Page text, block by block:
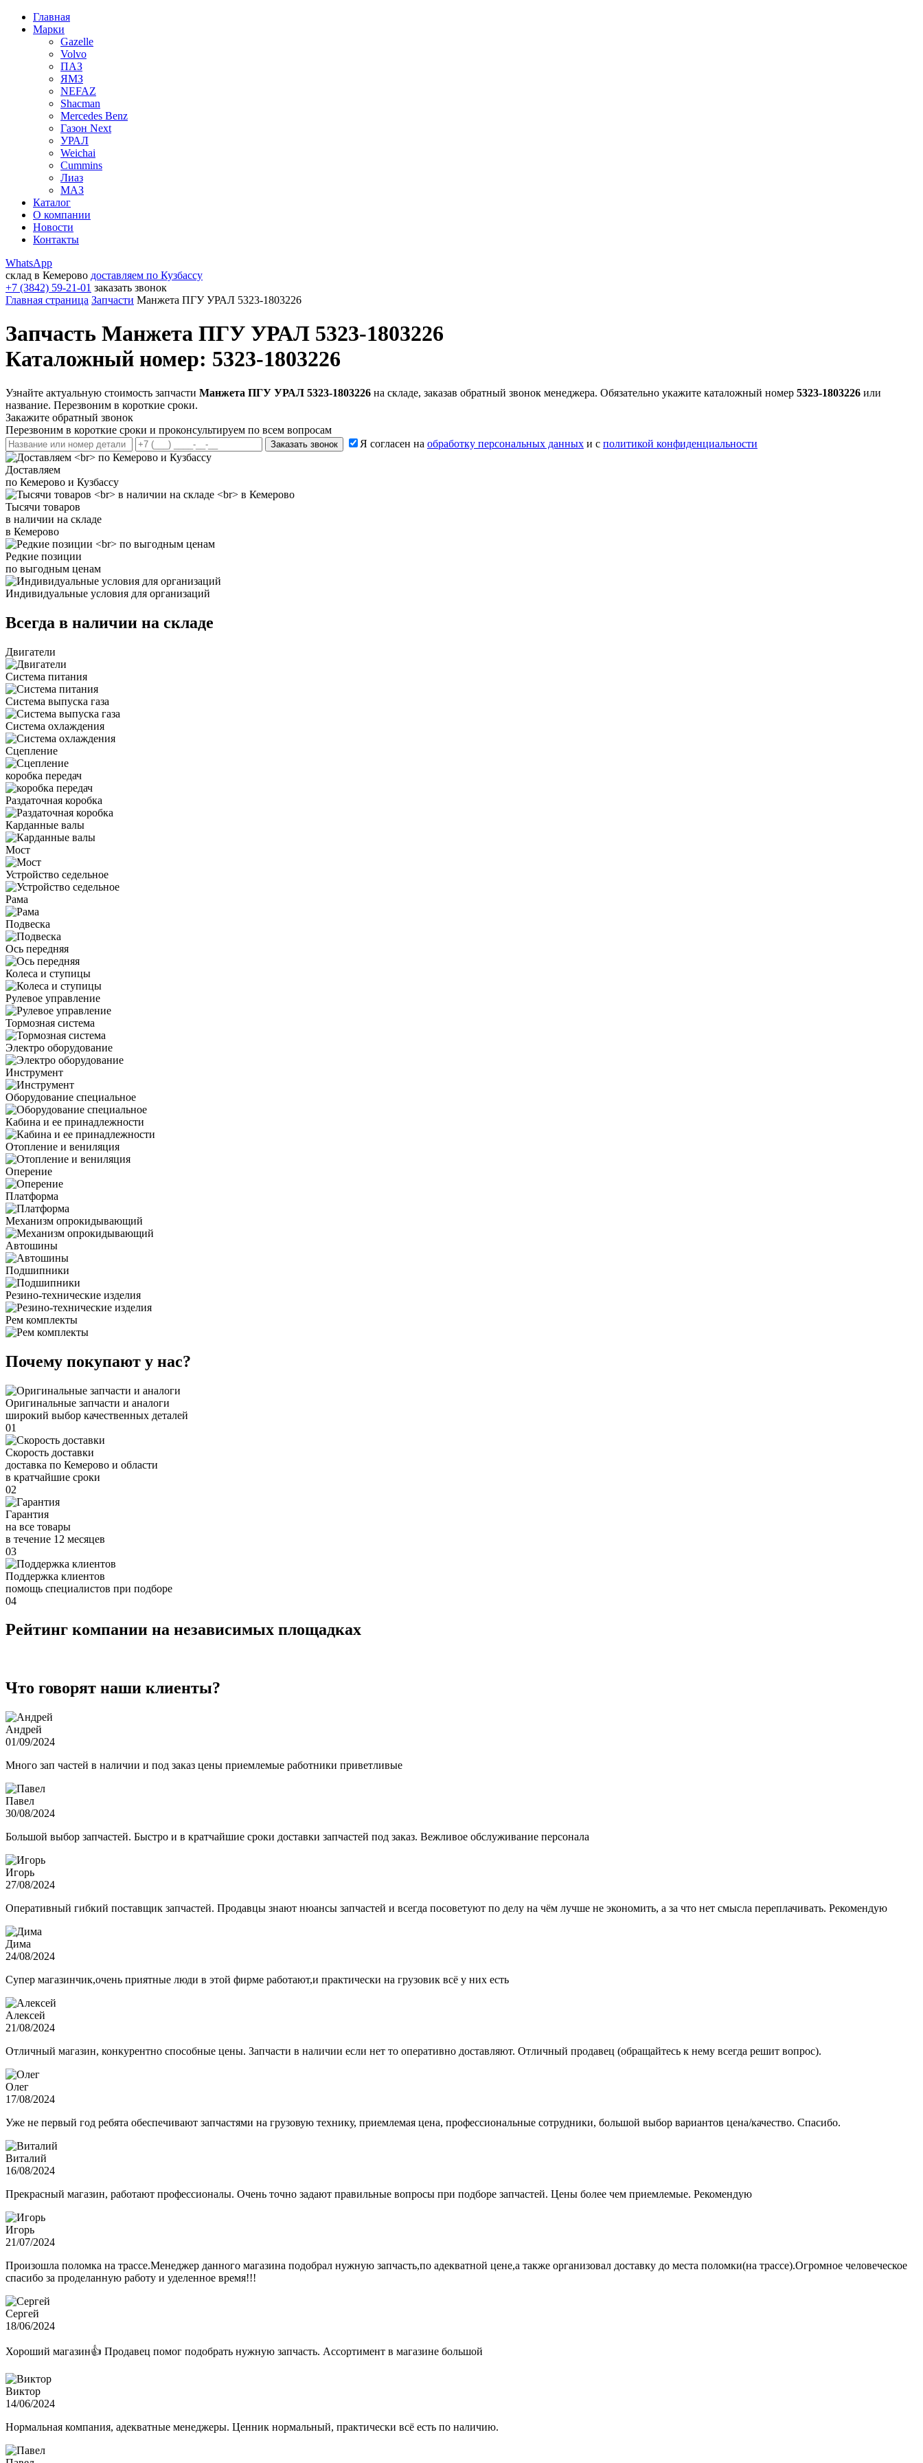
Главная
Марки
Gazelle
Volvo
ПАЗ
ЯМЗ
NEFAZ
Shacman
Mercedes Benz
Газон Next
УРАЛ
Weichai
Cummins
Лиаз
МАЗ
Каталог
О компании
Новости
Контакты
WhatsApp
склад в Кемерово доставляем по Кузбассу
+7 (3842) 59-21-01 заказать звонок
Главная страница Запчасти Манжета ПГУ УРАЛ 5323-1803226
Запчасть Манжета ПГУ УРАЛ 5323-1803226
Каталожный номер: 5323-1803226
Узнайте актуальную стоимость запчасти Манжета ПГУ УРАЛ 5323-1803226 на складе, заказав обратный звонок менеджера. Обязательно укажите каталожный номер 5323-1803226 или
название. Перезвоним в короткие сроки.
Закажите обратный звонок
Перезвоним в короткие сроки и проконсультируем по всем вопросам
Заказать звонок Я согласен на обработку персональных данных и с политикой конфиденциальности
Доставляем
по Кемерово и Кузбассу
Тысячи товаров
в наличии на складе
в Кемерово
Редкие позиции
по выгодным ценам
Индивидуальные условия для организаций
Всегда в наличии на складе
Двигатели
Система питания
Система выпуска газа
Система охлаждения
Сцепление
коробка передач
Раздаточная коробка
Карданные валы
Мост
Устройство седельное
Рама
Подвеска
Ось передняя
Колеса и ступицы
Рулевое управление
Тормозная система
Электро оборудование
Инструмент
Оборудование специальное
Кабина и ее принадлежности
Отопление и вениляция
Оперение
Платформа
Механизм опрокидывающий
Автошины
Подшипники
Резино-технические изделия
Рем комплекты
Почему покупают у нас?
Оригинальные запчасти и аналоги
широкий выбор качественных деталей
01
Скорость доставки
доставка по Кемерово и области
в кратчайшие сроки
02
Гарантия
на все товары
в течение 12 месяцев
03
Поддержка клиентов
помощь специалистов при подборе
04
Рейтинг компании на независимых площадках
Что говорят наши клиенты?
Андрей
01/09/2024
Много зап частей в наличии и под заказ цены приемлемые работники приветливые
Павел
30/08/2024
Большой выбор запчастей. Быстро и в кратчайшие сроки доставки запчастей под заказ. Вежливое обслуживание персонала
Игорь
27/08/2024
Оперативный гибкий поставщик запчастей. Продавцы знают нюансы запчастей и всегда посоветуют по делу на чём лучше не экономить, а за что нет смысла переплачивать. Рекомендую
Дима
24/08/2024
Супер магазинчик,очень приятные люди в этой фирме работают,и практически на грузовик всё у них есть
Алексей
21/08/2024
Отличный магазин, конкурентно способные цены. Запчасти в наличии если нет то оперативно доставляют. Отличный продавец (обращайтесь к нему всегда решит вопрос).
Олег
17/08/2024
Уже не первый год ребята обеспечивают запчастями на грузовую технику, приемлемая цена, профессиональные сотрудники, большой выбор вариантов цена/качество. Спасибо.
Виталий
16/08/2024
Прекрасный магазин, работают профессионалы. Очень точно задают правильные вопросы при подборе запчастей. Цены более чем приемлемые. Рекомендую
Игорь
21/07/2024
Произошла поломка на трассе.Менеджер данного магазина подобрал нужную запчасть,по адекватной цене,а также организовал доставку до места поломки(на трассе).Огромное человеческое
спасибо за проделанную работу и уделенное время!!!
Сергей
18/06/2024
Хороший магазин👍 Продавец помог подобрать нужную запчасть. Ассортимент в магазине большой
Виктор
14/06/2024
Нормальная компания, адекватные менеджеры. Ценник нормальный, практически всё есть по наличию.